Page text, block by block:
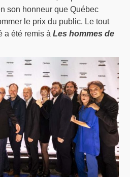
son honneur que Québec
le prix du public. Le tout
a été remis àLes hommes de